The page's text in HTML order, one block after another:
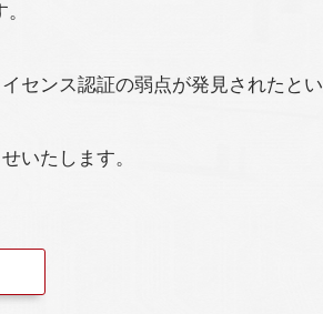
センス認証の弱点が発見されたとい
いたします。